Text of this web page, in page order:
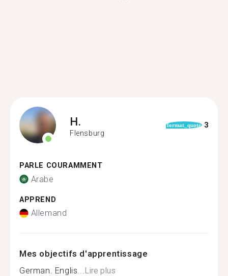
H.
Flensburg
format_quote 3
PARLE COURAMMENT
Arabe
APPREND
Allemand
Mes objectifs d'apprentissage
German. Englis...Lire plus